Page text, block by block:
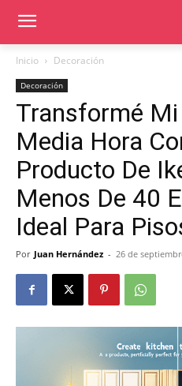
Inicio Decoración
Decoración
Transformé Mi
Media Hora
Producto De
Menos De 40
Ideal Para
Por Juan Hernández - 26 de